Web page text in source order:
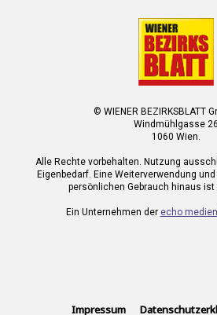
© WIENER BEZIRKSBLATT
Windmühlgasse 26
1060 Wien.
Alle Rechte vorbehalten. Nutzung
Eigenbedarf. Eine Weiterverwendung
persönlichen Gebrauch hinaus
Ein Unternehmen der echo
Impressum